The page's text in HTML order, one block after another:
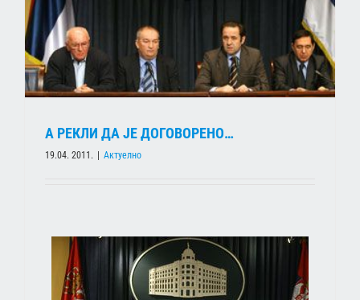
А РЕКЛИ ДА ЈЕ ДОГОВОРЕНО…
19.04. 2011. Актуелно